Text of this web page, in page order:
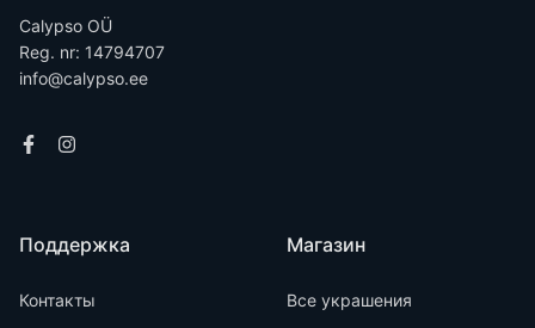
Calypso OÜ
Reg. nr: 14794707
info@calypso.ee
Поддержка
Контакты
Магазин
Все украшения